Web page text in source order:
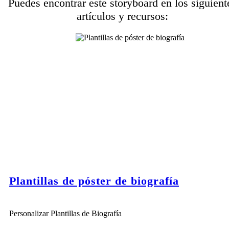
Puedes encontrar este storyboard en los
artículos y recursos:
Plantillas de póster de biografía
Personalizar Plantillas de Biografía